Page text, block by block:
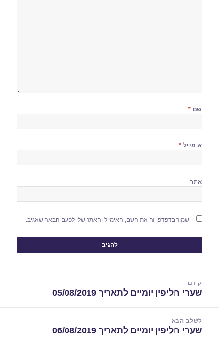
שם *
אימייל *
אתר
שמור בדפדפן זה את השם, האימייל והאתר שלי לפעם הבאה שאגיב.
קודם
הפוסט
שערי חליפין יומיים לתאריך 05/08/2019
לשלב הבא
הפוסט
שערי חליפין יומיים לתאריך 06/08/2019